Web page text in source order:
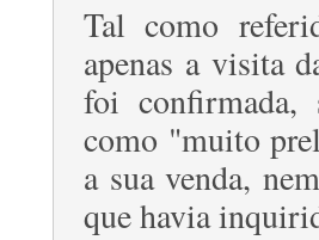
Tal como
apenas a visita
foi confirmada,
como "muito
a sua venda,
que havia